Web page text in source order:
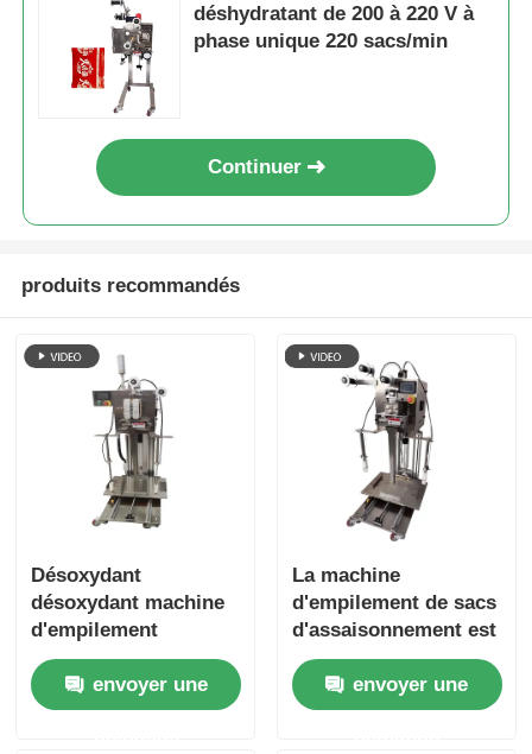
déshydratant de 200 à 220 V à
phase unique 220 sacs/min
Continuer
produits recommandés
Désoxydant
désoxydant machine
d'empilement
automatique de sacs
à haute efficacité
réduire les coûts
envoyer une
La machine
d'empilement de sacs
d'assaisonnement est
utilisée pour les
équipements
d'emballage
envoyer une